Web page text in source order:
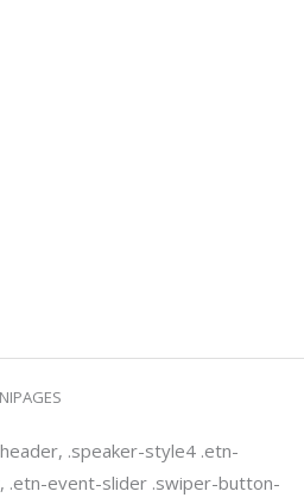
.speaker-style4 .etn-
.etn-event-slider .swiper-button-